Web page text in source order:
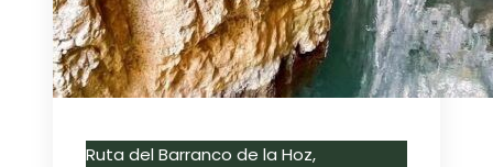
Ruta del Barranco de la Hoz,